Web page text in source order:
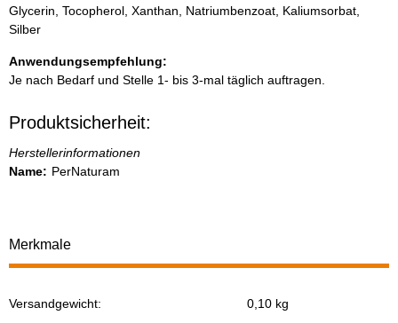
Glycerin, Tocopherol, Xanthan, Natriumbenzoat, Kaliumsorbat,
Silber
Anwendungsempfehlung:
Je nach Bedarf und Stelle 1- bis 3-mal täglich auftragen.
Produktsicherheit:
Herstellerinformationen
Name: PerNaturam
Merkmale
Produkteigenschaft
Wert
Versandgewicht:
0,10 kg